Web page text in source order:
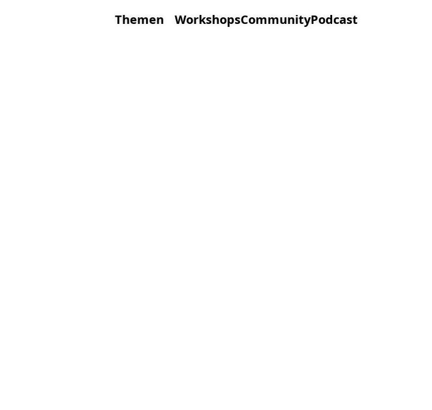
Themen WorkshopsCommunityPodcast